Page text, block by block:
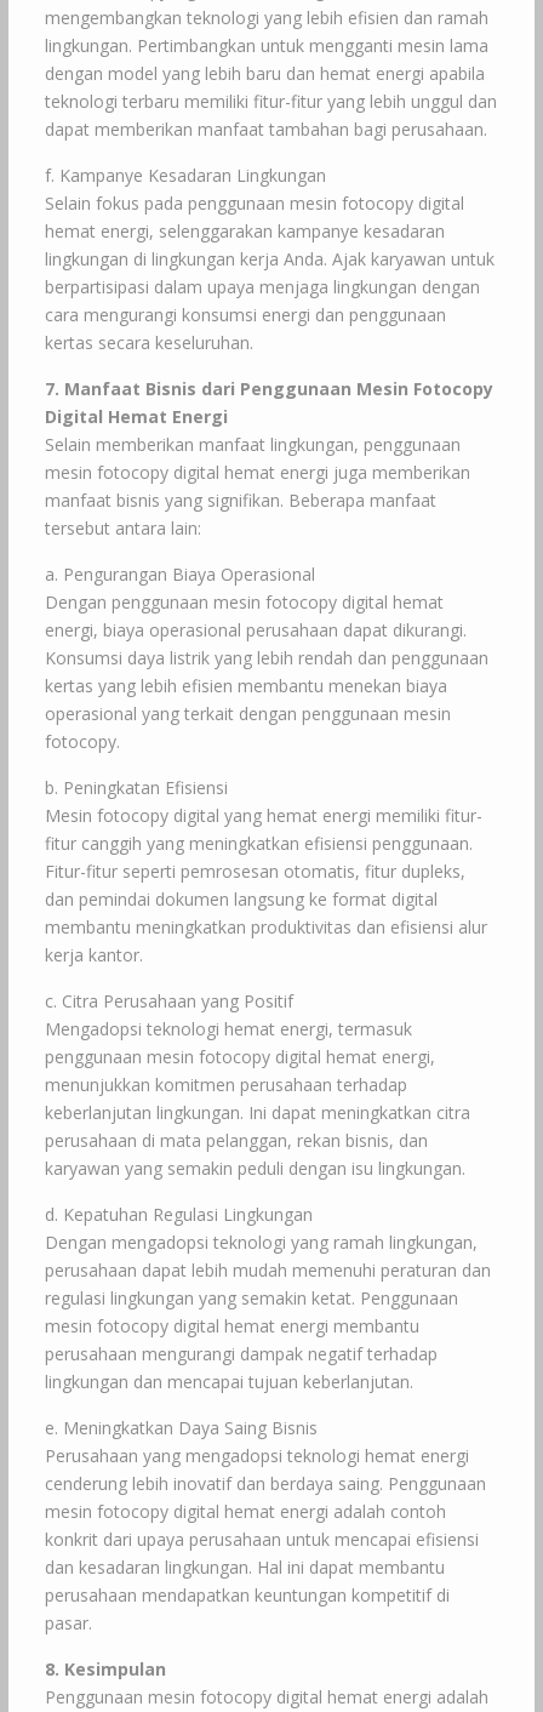
mengembangkan teknologi yang lebih efisien dan ramah
lingkungan. Pertimbangkan untuk mengganti mesin lama
dengan model yang lebih baru dan hemat energi apabila
teknologi terbaru memiliki fitur-fitur yang lebih unggul dan
dapat memberikan manfaat tambahan bagi perusahaan.
f. Kampanye Kesadaran Lingkungan
Selain fokus pada penggunaan mesin fotocopy digital
hemat energi, selenggarakan kampanye kesadaran
lingkungan di lingkungan kerja Anda. Ajak karyawan untuk
berpartisipasi dalam upaya menjaga lingkungan dengan
cara mengurangi konsumsi energi dan penggunaan
kertas secara keseluruhan.
7. Manfaat Bisnis dari Penggunaan Mesin Fotocopy
Digital Hemat Energi
Selain memberikan manfaat lingkungan, penggunaan
mesin fotocopy digital hemat energi juga memberikan
manfaat bisnis yang signifikan. Beberapa manfaat
tersebut antara lain:
a. Pengurangan Biaya Operasional
Dengan penggunaan mesin fotocopy digital hemat
energi, biaya operasional perusahaan dapat dikurangi.
Konsumsi daya listrik yang lebih rendah dan penggunaan
kertas yang lebih efisien membantu menekan biaya
operasional yang terkait dengan penggunaan mesin
fotocopy.
b. Peningkatan Efisiensi
Mesin fotocopy digital yang hemat energi memiliki fitur-
fitur canggih yang meningkatkan efisiensi penggunaan.
Fitur-fitur seperti pemrosesan otomatis, fitur dupleks,
dan pemindai dokumen langsung ke format digital
membantu meningkatkan produktivitas dan efisiensi alur
kerja kantor.
c. Citra Perusahaan yang Positif
Mengadopsi teknologi hemat energi, termasuk
penggunaan mesin fotocopy digital hemat energi,
menunjukkan komitmen perusahaan terhadap
keberlanjutan lingkungan. Ini dapat meningkatkan citra
perusahaan di mata pelanggan, rekan bisnis, dan
karyawan yang semakin peduli dengan isu lingkungan.
d. Kepatuhan Regulasi Lingkungan
Dengan mengadopsi teknologi yang ramah lingkungan,
perusahaan dapat lebih mudah memenuhi peraturan dan
regulasi lingkungan yang semakin ketat. Penggunaan
mesin fotocopy digital hemat energi membantu
perusahaan mengurangi dampak negatif terhadap
lingkungan dan mencapai tujuan keberlanjutan.
e. Meningkatkan Daya Saing Bisnis
Perusahaan yang mengadopsi teknologi hemat energi
cenderung lebih inovatif dan berdaya saing. Penggunaan
mesin fotocopy digital hemat energi adalah contoh
konkrit dari upaya perusahaan untuk mencapai efisiensi
dan kesadaran lingkungan. Hal ini dapat membantu
perusahaan mendapatkan keuntungan kompetitif di
pasar.
8. Kesimpulan
Penggunaan mesin fotocopy digital hemat energi adalah